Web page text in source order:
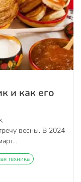
и как его
весны. В 2024
техника